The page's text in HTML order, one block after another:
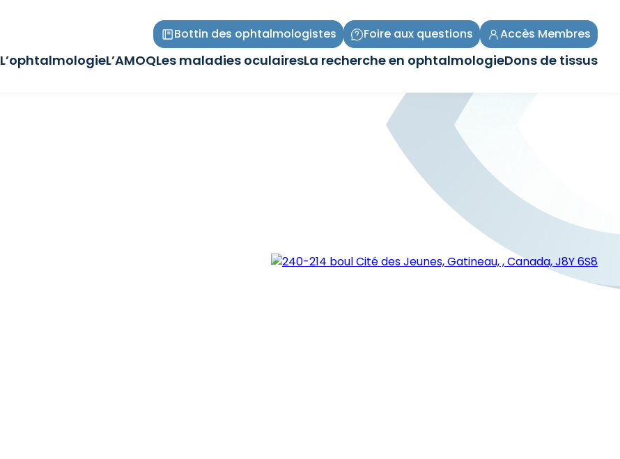
Bottin des ophtalmologistes Foire aux questions Accès Membres
L’ophtalmologie
Ouvrir/Fermer
L’AMOQ
Ouvrir/FermerLes maladies oculaires
Ouvrir/Fermer
La recherche en ophtalmologie
Ouvrir/Fermer
Dons de tissus
Ouvrir/Fermer